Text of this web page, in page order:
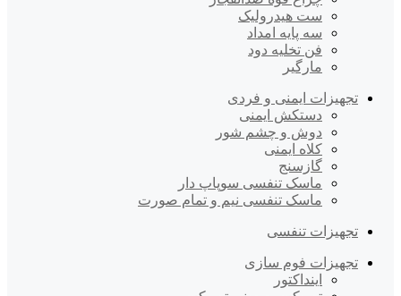
ست هیدرولیک
سه پایه امداد
فن تخلیه دود
مارگیر
تجهیزات ایمنی و فردی
دستکش ایمنی
دوش و چشم شور
کلاه ایمنی
گازسنج
ماسک تنفسی سوپاپ دار
ماسک تنفسی نیم و تمام صورت
تجهیزات تنفسی
تجهیزات فوم سازی
اینداکتور